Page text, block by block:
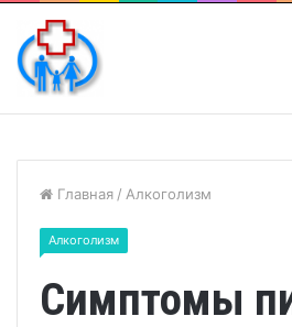
Главная / Алкоголизм
Алкоголизм
Симптомы